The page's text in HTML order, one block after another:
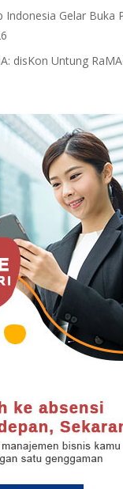
Indonesia Gelar Buka
disKon Untung